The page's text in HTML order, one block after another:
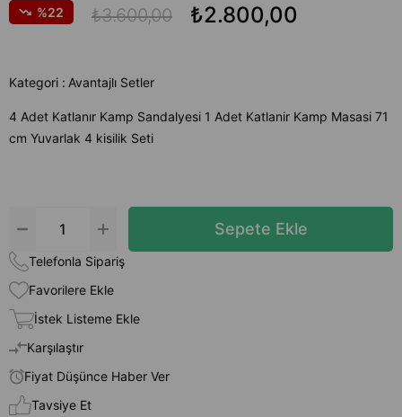
22 ₺3.600,00 ₺2.800,00
Kategori : Avantajlı Setler
4 Adet Katlanır Kamp Sandalyesi 1 Adet Katlanir Kamp Masasi 71
cm Yuvarlak 4 kisilik Seti
Telefonla Sipariş
Favorilere Ekle
İstek Listeme Ekle
Karşılaştır
Fiyat Düşünce Haber Ver
Tavsiye Et